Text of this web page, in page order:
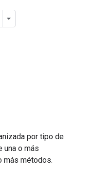
por tipo de
una o más
más métodos.